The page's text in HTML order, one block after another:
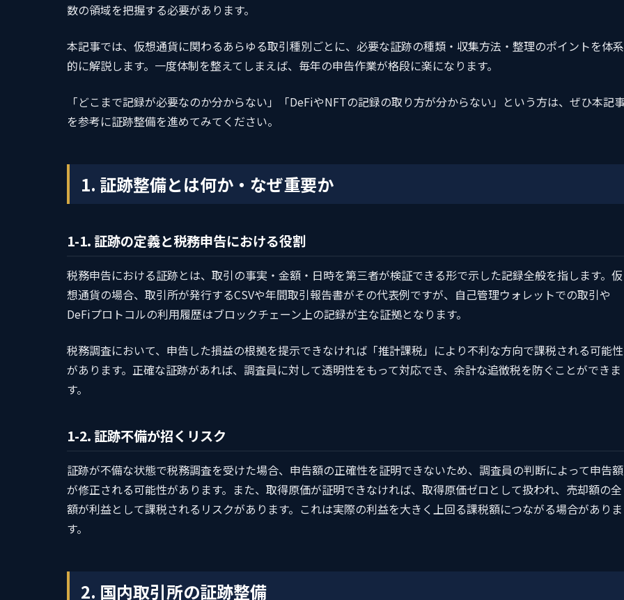
数の領域を把握する必要があります。
本記事では、仮想通貨に関わるあらゆる取引種別ごとに、必要な証跡の種類・収集方法・整理のポイントを体系
的に解説します。一度体制を整えてしまえば、毎年の申告作業が格段に楽になります。
「どこまで記録が必要なのか分からない」「DeFiやNFTの記録の取り方が分からない」という方は、ぜひ本記
を参考に証跡整備を進めてみてください。
1. 証跡整備とは何か・なぜ重要か
1-1. 証跡の定義と税務申告における役割
税務申告における証跡とは、取引の事実・金額・日時を第三者が検証できる形で示した記録全般を指します。仮
想通貨の場合、取引所が発行するCSVや年間取引報告書がその代表例ですが、自己管理ウォレットでの取引や
DeFiプロトコルの利用履歴はブロックチェーン上の記録が主な証拠となります。
税務調査において、申告した損益の根拠を提示できなければ「推計課税」により不利な方向で課税される可能性
があります。正確な証跡があれば、調査員に対して透明性をもって対応でき、余計な追徴税を防ぐことができま
す。
1-2. 証跡不備が招くリスク
証跡が不備な状態で税務調査を受けた場合、申告額の正確性を証明できないため、調査員の判断によって申告額
が修正される可能性があります。また、取得原価が証明できなければ、取得原価ゼロとして扱われ、売却額の全
額が利益として課税されるリスクがあります。これは実際の利益を大きく上回る課税額につながる場合がありま
す。
2. 国内取引所の証跡整備